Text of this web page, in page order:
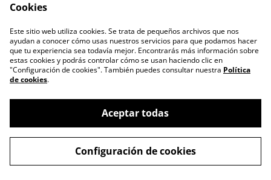
Términos legales
Política de Privacidad
Política de cookies
Contacto
©2026JACUAÇU - La pava negra
powered by
Cookies
Este sitio web utiliza cookies. Se trata de pequeños archivos que nos
ayudan a conocer cómo usas nuestros servicios para que podamos hacer
que tu experiencia sea todavía mejor. Encontrarás más información sobre
estas cookies y podrás controlar cómo se usan haciendo clic en
"Configuración de cookies". También puedes consultar nuestra Política
de cookies.
Aceptar todas
Configuración de cookies